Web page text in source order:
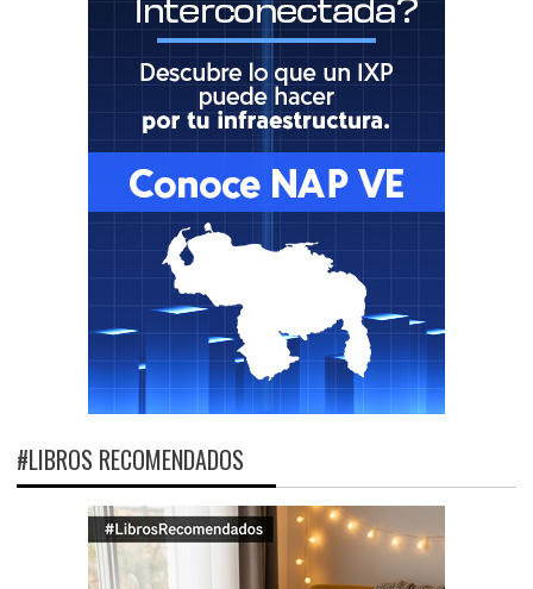
#LIBROS RECOMENDADOS